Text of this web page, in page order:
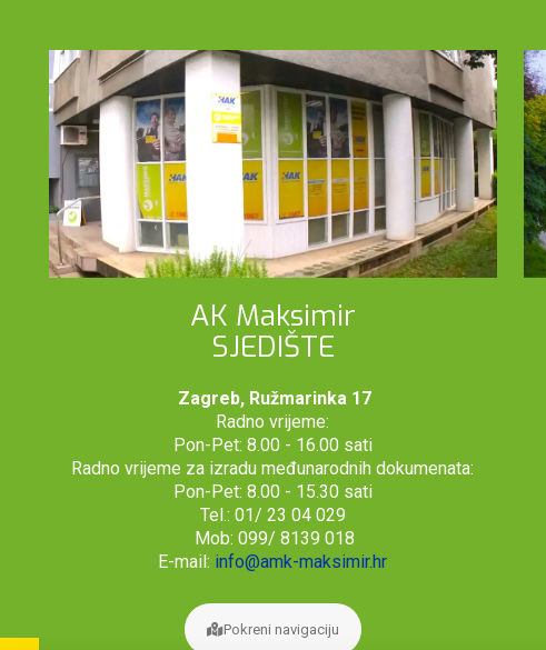
AK Maksimir
SJEDIŠTE
Zagreb, Ružmarinka 17
Radno vrijeme:
Pon-Pet: 8.00 - 16.00 sati
Radno vrijeme za izradu međunarodnih dokumenata:
Pon-Pet: 8.00 - 15.30 sati
Tel.: 01/ 23 04 029
Mob: 099/ 8139 018
E-mail: info@amk-maksimir.hr
Pokreni navigaciju